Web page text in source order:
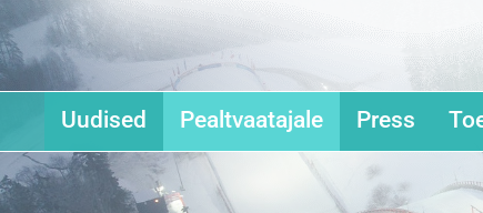
Uudised Pealtvaatajale Press